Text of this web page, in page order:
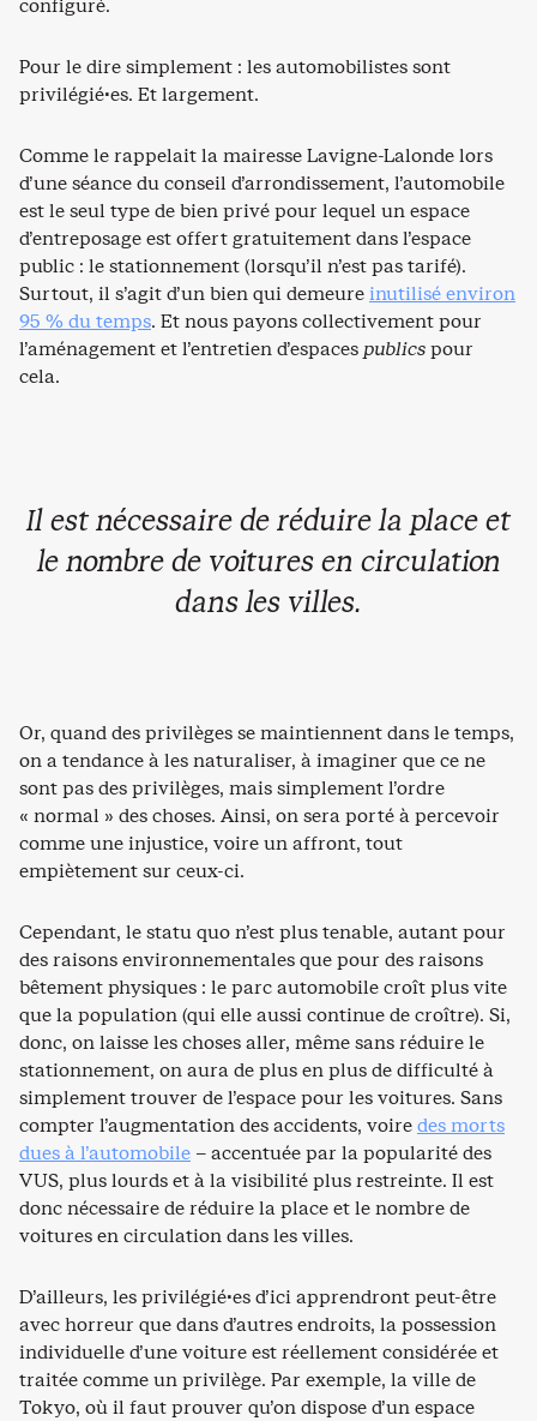
configuré.
Pour le dire simplement : les automobilistes sont
privilégié·es. Et largement.
Comme le rappelait la mairesse Lavigne-Lalonde lors
d’une séance du conseil d’arrondissement, l’automobile
est le seul type de bien privé pour lequel un espace
d’entreposage est offert gratuitement dans l’espace
public : le stationnement (lorsqu’il n’est pas tarifé).
Surtout, il s’agit d’un bien qui demeureinutilisé environ
95 % du temps. Et nous payons collectivement pour
l’aménagement et l’entretien d’espaces publicspour
cela.
Il est nécessaire de réduire la place et
le nombre de voitures en circulation
dans les villes.
Or, quand des privilèges se maintiennent dans le temps,
on a tendance à les naturaliser, à imaginer que ce ne
sont pas des privilèges, mais simplement l’ordre
« normal » des choses. Ainsi, on sera porté à percevoir
comme une injustice, voire un affront, tout
empiètement sur ceux-ci.
Cependant, le statu quo n’est plus tenable, autant pour
des raisons environnementales que pour des raisons
bêtement physiques : le parc automobile croît plus vite
que la population (qui elle aussi continue de croître). Si,
donc, on laisse les choses aller, même sans réduire le
stationnement, on aura de plus en plus de difficulté à
simplement trouver de l’espace pour les voitures. Sans
compter l’augmentation des accidents, voiredes morts
dues à l’automobile – accentuée par la popularité des
VUS, plus lourds et à la visibilité plus restreinte. Il est
donc nécessaire de réduire la place et le nombre de
voitures en circulation dans les villes.
D’ailleurs, les privilégié·es d’ici apprendront peut-être
avec horreur que dans d’autres endroits, la possession
individuelle d’une voiture est réellement considérée et
traitée comme un privilège. Par exemple, la ville de
Tokyo, où il faut prouver qu’on dispose d’un espace